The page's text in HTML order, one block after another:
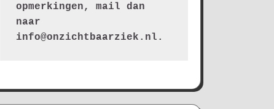
opmerkingen, mail dan
naar
info@onzichtbaarziek.nl.